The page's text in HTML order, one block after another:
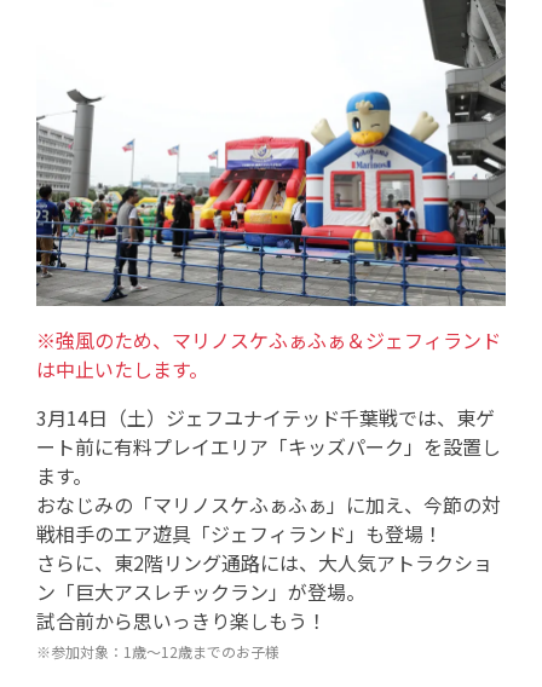
※強風のため、マリノスケふぁふぁ＆ジェフィランド
は中止いたします。
3月14日（土）ジェフユナイテッド千葉戦では、東ゲ
ート前に有料プレイエリア「キッズパーク」を設置し
ます。
おなじみの「マリノスケふぁふぁ」に加え、今節の対
戦相手のエア遊具「ジェフィランド」も登場！
さらに、東2階リング通路には、大人気アトラクショ
ン「巨大アスレチックラン」が登場。
試合前から思いっきり楽しもう！
※参加対象：1歳～12歳までのお子様